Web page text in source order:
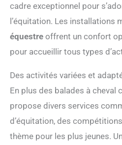
cadre exceptionnel pour
l’équitation. Les installations
équestre offrent un confort
pour accueillir tous types
Des activités variées et
En plus des balades à cheval
propose divers services
d’équitation, des
thème pour les plus jeunes.